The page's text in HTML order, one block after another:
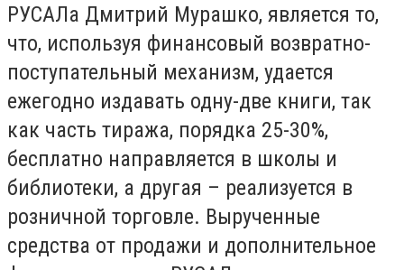
РУСАЛа Дмитрий Мурашко, является то,
что, используя финансовый возвратно-
поступательный механизм, удается
ежегодно издавать одну-две книги, так
как часть тиража, порядка 25-30%,
бесплатно направляется в школы и
библиотеки, а другая – реализуется в
розничной торговле. Вырученные
средства от продажи и дополнительное